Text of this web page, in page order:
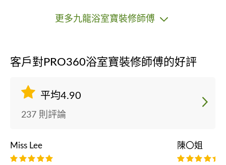
更多九龍浴室寶裝修師傅
客戶對PRO360浴室寶裝修師傅的好評
平均4.90
237 則評論
Miss Lee 陳〇姐